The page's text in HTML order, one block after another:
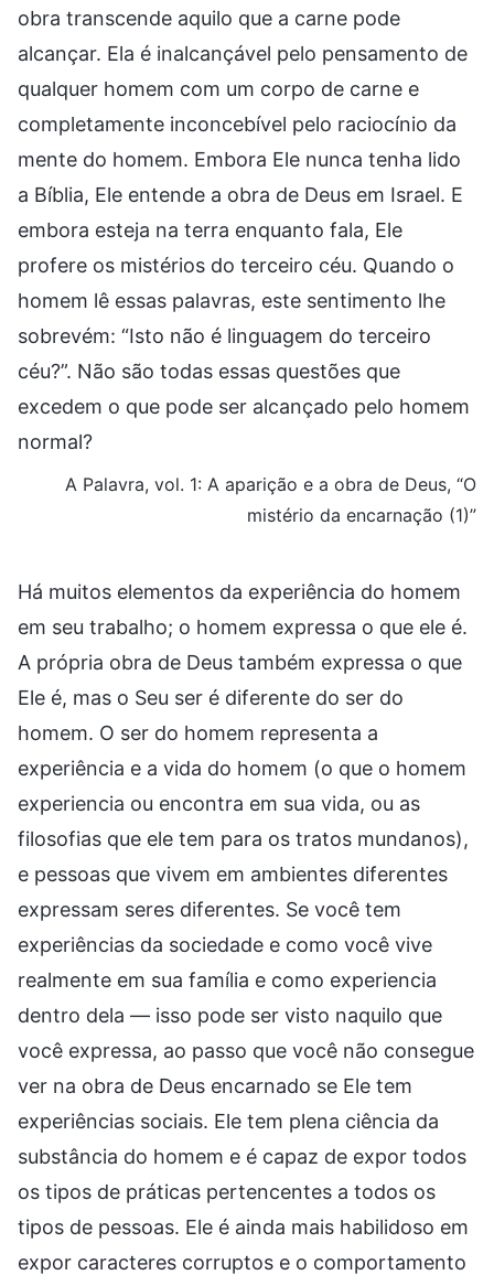
obra transcende aquilo que a carne pode
alcançar. Ela é inalcançável pelo pensamento de
qualquer homem com um corpo de carne e
completamente inconcebível pelo raciocínio da
mente do homem. Embora Ele nunca tenha lido
a Bíblia, Ele entende a obra de Deus em Israel. E
embora esteja na terra enquanto fala, Ele
profere os mistérios do terceiro céu. Quando o
homem lê essas palavras, este sentimento lhe
sobrevém: “Isto não é linguagem do terceiro
céu?”. Não são todas essas questões que
excedem o que pode ser alcançado pelo homem
normal?
A Palavra, vol. 1: A aparição e a obra de Deus, “O
mistério da encarnação (1)”
Há muitos elementos da experiência do homem
em seu trabalho; o homem expressa o que ele é.
A própria obra de Deus também expressa o que
Ele é, mas o Seu ser é diferente do ser do
homem. O ser do homem representa a
experiência e a vida do homem (o que o homem
experiencia ou encontra em sua vida, ou as
filosofias que ele tem para os tratos mundanos),
e pessoas que vivem em ambientes diferentes
expressam seres diferentes. Se você tem
experiências da sociedade e como você vive
realmente em sua família e como experiencia
dentro dela — isso pode ser visto naquilo que
você expressa, ao passo que você não consegue
ver na obra de Deus encarnado se Ele tem
experiências sociais. Ele tem plena ciência da
substância do homem e é capaz de expor todos
os tipos de práticas pertencentes a todos os
tipos de pessoas. Ele é ainda mais habilidoso em
expor caracteres corruptos e o comportamento